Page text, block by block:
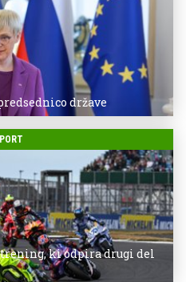
države
trening, ki odpira drugi del